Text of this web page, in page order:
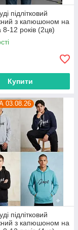
підлітковий
з капюшоном на
8-12 років (2цв)
від прямого
Купити
03.08.26
підлітковий
з капюшоном на